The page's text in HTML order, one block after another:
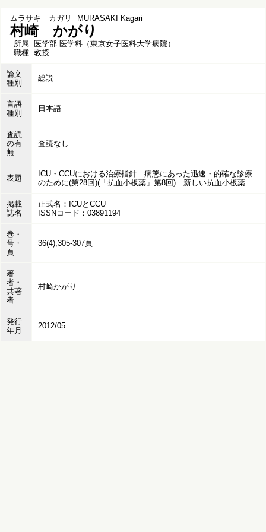
ムラサキ カガリ MURASAKI Kagari
村崎 かがり
所属 医学部 医学科（東京女子医科大学病院）
職種 教授
論文
種別
総説
言語
種別
日本語
査読
の有
無
査読なし
表題
ICU・CCUにおける治療指針 病態にあった迅速・的確な診療
のために(第28回)(「抗血小板薬」第8回) 新しい抗血小板薬
掲載
誌名
正式名：ICUとCCU
ISSNコード：03891194
巻・
号・
頁
36(4),305-307頁
著
者・
共著
者
村崎かがり
発行
年月
2012/05